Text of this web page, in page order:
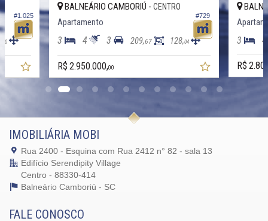
#1.025
00
#729
BALNEÁRIO CAMBORIÚ - CENTRO
Apartamento
3 4 3 209,67 128,04
R$ 2.950.000,00
3 4
R$
IMOBILIÁRIA MOBI
Rua 2400 - Esquina com Rua 2412 n° 82 - sala 13
Edifício Serendipity Village
Centro - 88330-414
Balneário Camboriú - SC
FALE CONOSCO